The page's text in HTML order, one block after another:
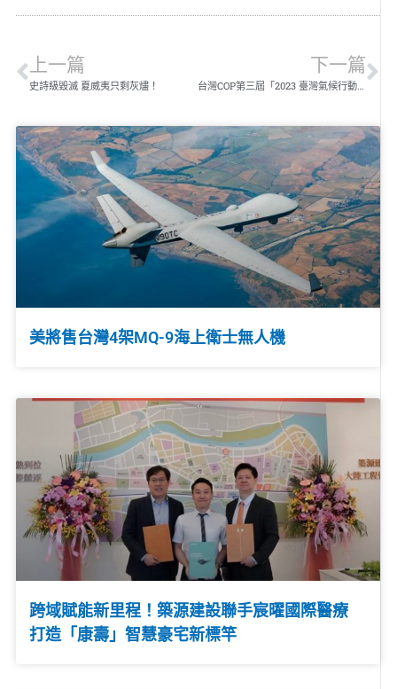
上一篇
史詩級毀滅 夏威夷只剩灰燼！
下一篇
台灣COP第三屆「2023 臺灣氣候行動博覽會」暨響應「松山宣言」
美將售台灣4架MQ-9海上衛士無人機
跨域賦能新里程！築源建設聯手宸曜國際醫療
打造「康壽」智慧豪宅新標竿